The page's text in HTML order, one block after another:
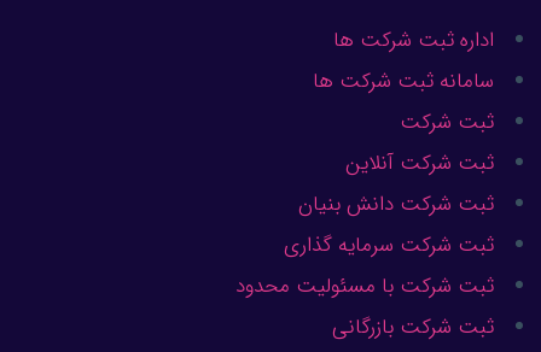
اداره ثبت شرکت ها
سامانه ثبت شرکت ها
ثبت شرکت
ثبت شرکت آنلاین
ثبت شرکت دانش بنیان
ثبت شرکت سرمایه گذاری
ثبت شرکت با مسئولیت محدود
ثبت شرکت بازرگانی